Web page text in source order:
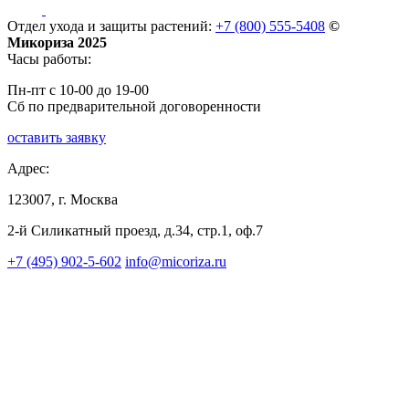
Отдел ухода и защиты растений: +7 (800) 555-5408 ©
Микориза 2025
Часы работы:
Пн-пт с 10-00 до 19-00
Сб по предварительной договоренности
оставить заявку
Адрес:
123007, г. Москва
2-й Силикатный проезд, д.34, стр.1, оф.7
+7 (495) 902-5-602 info@micoriza.ru